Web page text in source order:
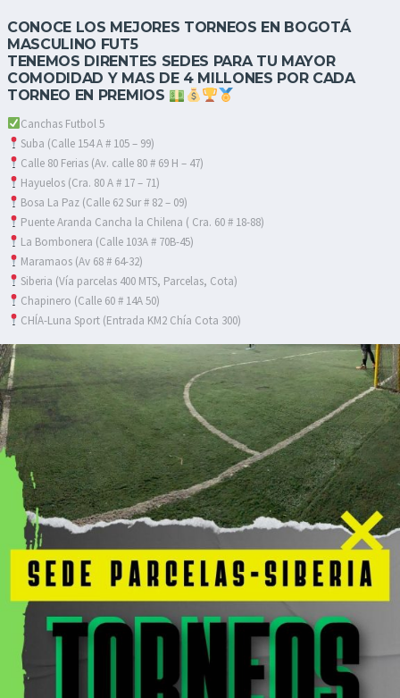
CONOCE LOS MEJORES TORNEOS EN BOGOTÁ
MASCULINO FUT5
TENEMOS DIRENTES SEDES PARA TU MAYOR
COMODIDAD Y MAS DE 4 MILLONES POR CADA
TORNEO EN PREMIOS
Canchas Futbol 5
Suba (Calle 154 A # 105 – 99)
Calle 80 Ferias (Av. calle 80 # 69 H – 47)
Hayuelos (Cra. 80 A # 17 – 71)
Bosa La Paz (Calle 62 Sur # 82 – 09)
Puente Aranda Cancha la Chilena ( Cra. 60 # 18-88)
La Bombonera (Calle 103A # 70B-45)
Maramaos (Av 68 # 64-32)
Siberia (Vía parcelas 400 MTS, Parcelas, Cota)
Chapinero (Calle 60 # 14A 50)
CHÍA-Luna Sport (Entrada KM2 Chía Cota 300)